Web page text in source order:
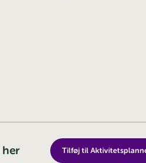
her Tilføj til